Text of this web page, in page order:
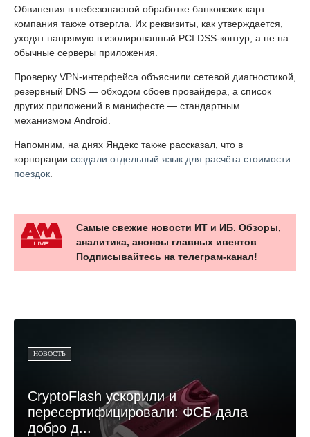
Обвинения в небезопасной обработке банковских карт
компания также отвергла. Их реквизиты, как утверждается,
уходят напрямую в изолированный PCI DSS-контур, а не на
обычные серверы приложения.
Проверку VPN-интерфейса объяснили сетевой диагностикой,
резервный DNS — обходом сбоев провайдера, а список
других приложений в манифесте — стандартным
механизмом Android.
Напомним, на днях Яндекс также рассказал, что в
корпорации создали отдельный язык для расчёта стоимости
поездок.
Самые свежие новости ИТ и ИБ. Обзоры,
аналитика, анонсы главных ивентов
Подписывайтесь на телеграм-канал!
НОВОСТЬ
CryptoFlash ускорили и
пересертифицировали: ФСБ дала
добро д...